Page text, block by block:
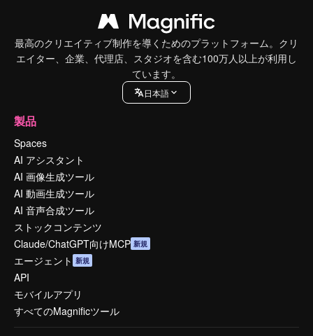
最高のクリエイティブ制作を導くためのプラットフォーム。クリ
エイター、企業、代理店、スタジオを含む100万人以上が利用し
ています。
日本語
製品
Spaces
AI アシスタント
AI 画像生成ツール
AI 動画生成ツール
AI 音声合成ツール
ストックコンテンツ
Claude/ChatGPT向けMCP 新規
エージェント 新規
API
モバイルアプリ
すべてのMagnificツール